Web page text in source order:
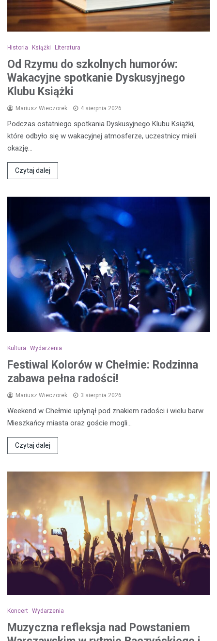
Historia Książki Literatura
Od Rzymu do szkolnych humorów:
Wakacyjne spotkanie Dyskusyjnego
Klubu Książki
Mariusz Wieczorek 4 sierpnia 2026
Podczas ostatniego spotkania Dyskusyjnego Klubu Książki,
które odbyło się w wakacyjnej atmosferze, uczestnicy mieli
okazję…
Czytaj dalej
Kultura Wydarzenia
Festiwal Kolorów w Chełmie: Rodzinna
zabawa pełna radości!
Mariusz Wieczorek 3 sierpnia 2026
Weekend w Chełmie upłynął pod znakiem radości i wielu barw.
Mieszkańcy miasta oraz goście mogli…
Czytaj dalej
Koncert Wydarzenia
Muzyczna refleksja nad Powstaniem